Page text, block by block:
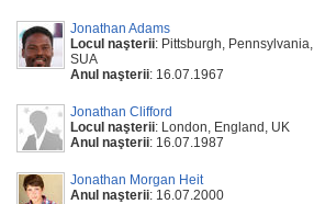
Jonathan Adams
Locul naşterii: Pittsburgh, Pennsylvania,
SUA
Anul naşterii: 16.07.1967
Jonathan Clifford
Locul naşterii: London, England, UK
Anul naşterii: 16.07.1987
Jonathan Morgan Heit
Anul naşterii: 16.07.2000